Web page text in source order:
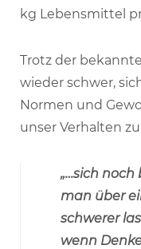
kg Lebensmittel
Trotz der
wieder schwer,
Normen und
unser Verhalten
„…sich noch
man über
schwerer
wenn